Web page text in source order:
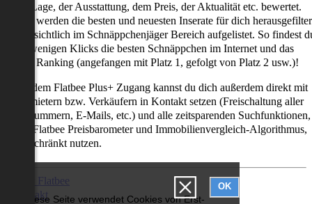
Diese Seite verwendet Cookies von Erst-
OK
der Lage, der Ausstattung, dem Preis, der Aktualität etc. bewertet.
werden die besten und neuesten Inserate für dich
übersichtlich im Schnäppchenjäger Bereich aufgelistet. So findest
nur wenigen Klicks die besten Schnäppchen im Internet und das
als Ranking (angefangen mit Platz 1, gefolgt von Platz 2 usw.)!
mit dem Flatbee Plus+ Zugang kannst du dich außerdem direkt mit
Vermietern bzw. Verkäufern in Kontakt setzen (Freischaltung aller
E-Mails, etc.) und alle zeitsparenden Suchfunktionen,
den Flatbee Preisbarometer und Immobilienvergleich-Algorithmus,
nutzen.
Über Flatbee
Kontakt